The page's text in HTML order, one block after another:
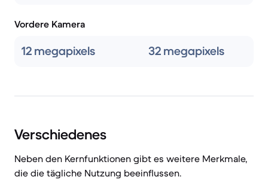
Vordere Kamera
12 megapixels 32 megapixels
Verschiedenes
Neben den Kernfunktionen gibt es weitere Merkmale,
die die tägliche Nutzung beeinflussen.